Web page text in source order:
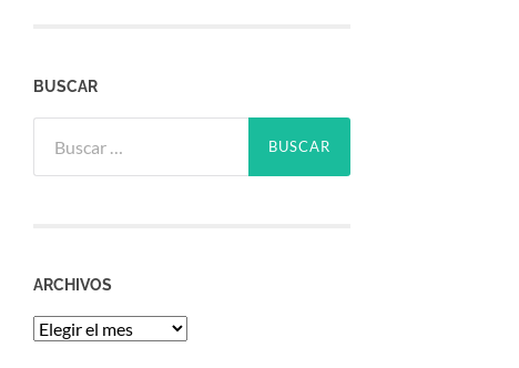
BUSCAR
ARCHIVOS
Archivos